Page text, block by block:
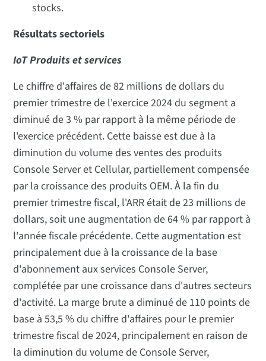
stocks.
Résultats sectoriels
IoT Produits et services
Le chiffre d'affaires de 82 millions de dollars du
premier trimestre de l'exercice 2024 du segment a
diminué de 3 % par rapport à la même période de
l'exercice précédent. Cette baisse est due à la
diminution du volume des ventes des produits
Console Server et Cellular, partiellement compensée
par la croissance des produits OEM. À la fin du
premier trimestre fiscal, l'ARR était de 23 millions de
dollars, soit une augmentation de 64 % par rapport à
l'année fiscale précédente. Cette augmentation est
principalement due à la croissance de la base
d'abonnement aux services Console Server,
complétée par une croissance dans d'autres secteurs
d'activité. La marge brute a diminué de 110 points de
base à 53,5 % du chiffre d'affaires pour le premier
trimestre fiscal de 2024, principalement en raison de
la diminution du volume de Console Server,